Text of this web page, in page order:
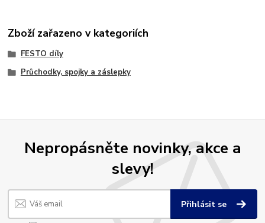
Zboží zařazeno v kategoriích
FESTO díly
Průchodky, spojky a záslepky
Nepropásněte novinky, akce a
slevy!
Přihlásit se